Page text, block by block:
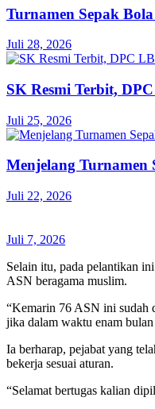
Turnamen Sepak
Juli 28, 2026
SK Resmi Terbit,
Juli 25, 2026
Menjelang Turnamen
Juli 22, 2026
Juli 7, 2026
Selain itu, pada pelantikan
ASN beragama muslim.
“Kemarin 76 ASN ini sudah
jika dalam waktu enam
Ia berharap, pejabat yang
bekerja sesuai aturan.
“Selamat bertugas kalian